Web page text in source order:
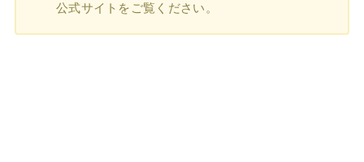
公式サイトをご覧ください。